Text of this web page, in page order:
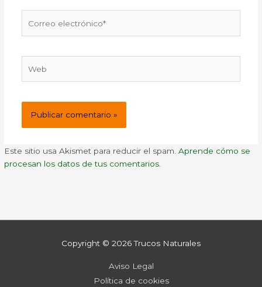
electrónico*
Este sitio usa Akismet para reducir el spam.Aprende cómo se
procesan los datos de tus comentarios.
Copyright © 2026Trucos Naturales
Aviso Legal
Política de cookies